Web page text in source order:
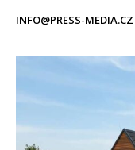
INFO@PRESS-MEDIA.CZ